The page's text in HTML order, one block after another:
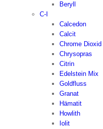
Beryll
C-I
Calcedon
Calcit
Chrome Dioxid
Chrysopras
Citrin
Edelstein Mix
Goldfluss
Granat
Hämatit
Howlith
Iolit